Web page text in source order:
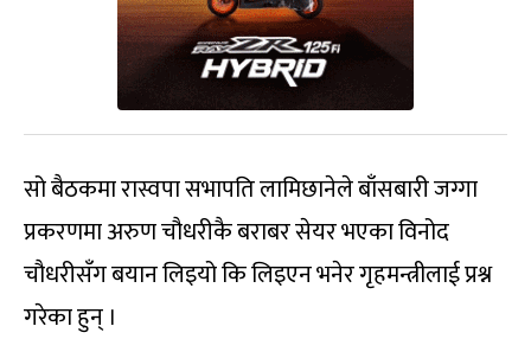
सो बैठकमा रास्वपा सभापति लामिछानेले बाँसबारी जग्गा
प्रकरणमा अरुण चौधरीकै बराबर सेयर भएका विनोद
चौधरीसँग बयान लिइयो कि लिइएन भनेर गृहमन्त्रीलाई प्रश्न
गरेका हुन् ।